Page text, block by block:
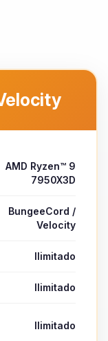
AMD Ryzen™ 9
7950X3D
BungeeCord /
Velocity
Ilimitado
Ilimitado
Ilimitado